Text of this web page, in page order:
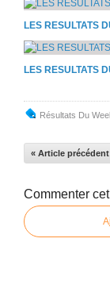
LES RESULTATS
LES RESULTATS
Résultats Du
« Article précédent
Commenter